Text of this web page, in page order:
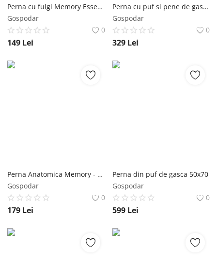
Perna cu fulgi Memory Essence 50x70
Gospodar
0
149 Lei
Perna cu puf si pene de gasca 50x70
Gospodar
0
329 Lei
Perna Anatomica Memory - 60x40x12
Gospodar
0
179 Lei
Perna din puf de gasca 50x70
Gospodar
0
599 Lei